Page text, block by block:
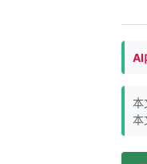
AI
本
本